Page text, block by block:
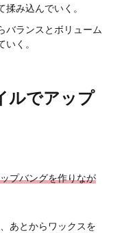
揉み込んでいく。
バランスとボリューム
く。
ルでアップ
プバングを作りなが
あとからワックスを